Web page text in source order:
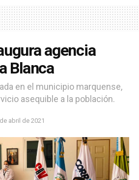
agencia
Blanca
en el municipio marquense,
asequible a la población.
abril de 2021